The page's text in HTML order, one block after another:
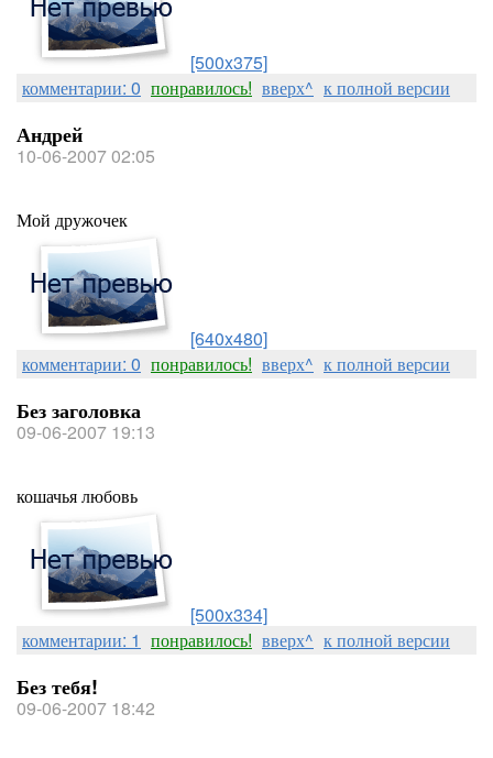
[500x375]
комментарии: 0 понравилось! вверх^ к полной версии
Андрей
10-06-2007 02:05
Мой дружочек
[640x480]
комментарии: 0 понравилось! вверх^ к полной версии
Без заголовка
09-06-2007 19:13
кошачья любовь
[500x334]
комментарии: 1 понравилось! вверх^ к полной версии
Без тебя!
09-06-2007 18:42